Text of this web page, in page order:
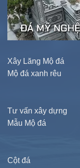
Xây Lăng Mộ đá
Mộ đá xanh rêu
Tư vấn xây dựng
Mẫu Mộ đá
Cột đá